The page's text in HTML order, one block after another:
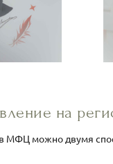
на
в МФЦ можно двумя